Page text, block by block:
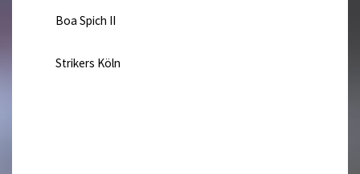
Boa Spich II
Strikers Köln